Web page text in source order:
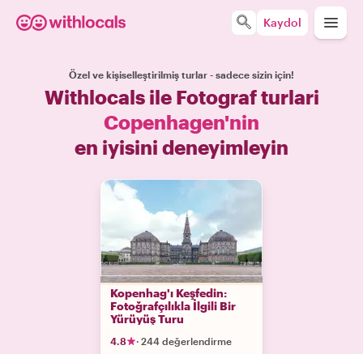
Kaydol
Özel ve kişiselleştirilmiş turlar - sadece sizin için!
Withlocals ile Fotograf turlari
Copenhagen'nin
en iyisini deneyimleyin
Kopenhag'ı Keşfedin:
Fotoğrafçılıkla İlgili Bir
Yürüyüş Turu
4.8 · 244 değerlendirme